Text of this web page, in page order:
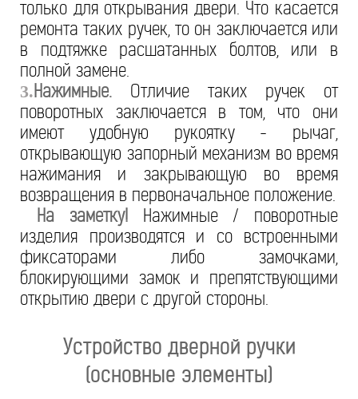
только для открывания двери. Что касается
ремонта таких ручек, то он заключается или
в подтяжке расшатанных болтов, или в
полной замене.
3.Нажимные. Отличие таких ручек от
поворотных заключается в том, что они
имеют удобную рукоятку - рычаг,
открывающую запорный механизм во время
нажимания и закрывающую во время
возвращения в первоначальное положение.
На заметку! Нажимные / поворотные
изделия производятся и со встроенными
фиксаторами либо замочками,
блокирующими замок и препятствующими
открытию двери с другой стороны.
Устройство дверной ручки
(основные элементы)